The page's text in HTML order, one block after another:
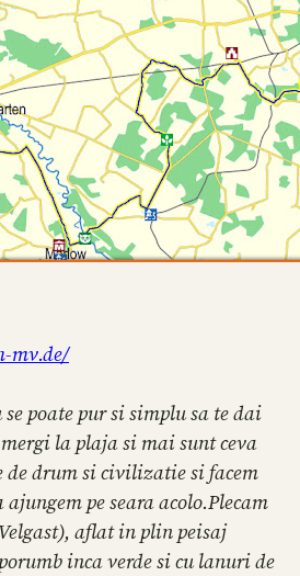
mv.de/
poate pur si simplu sa te dai
la plaja si mai sunt ceva
drum si civilizatie si facem
pe seara acolo.Plecam
aflat in plin peisaj
inca verde si cu lanuri de